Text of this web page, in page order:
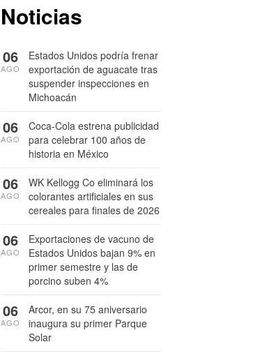
Noticias
Estados Unidos podría frenar
exportación de aguacate tras
suspender inspecciones en
Michoacán
06
AGO
Coca-Cola estrena publicidad
para celebrar 100 años de
historia en México
06
AGO
WK Kellogg Co eliminará los
colorantes artificiales en sus
cereales para finales de 2026
06
AGO
Exportaciones de vacuno de
Estados Unidos bajan 9% en
primer semestre y las de
porcino suben 4%
06
AGO
Arcor, en su 75 aniversario
inaugura su primer Parque
Solar
06
AGO